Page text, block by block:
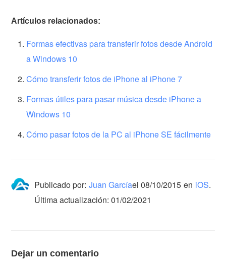
Artículos relacionados:
Formas efectivas para transferir fotos desde Android
a Windows 10
Cómo transferir fotos de iPhone al iPhone 7
Formas útiles para pasar música desde iPhone a
Windows 10
Cómo pasar fotos de la PC al iPhone SE fácilmente
Publicado por: Juan Garcíael08/10/2015 en iOS.
Última actualización: 01/02/2021
Dejar un comentario